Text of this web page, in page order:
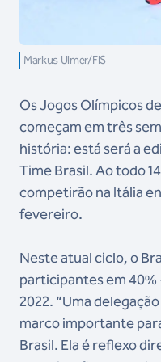
Markus Ulmer/FIS
Os Jogos Olímpicos
começam em três
história: está será a
Time Brasil. Ao todo
competirão na Itália
fevereiro.
Neste atual ciclo, o
participantes em 40%
2022. “Uma
marco importante
Brasil. Ela é reflexo